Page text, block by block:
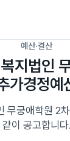
예산·결산
지법인
가경정예
무궁애학원 2
같이 공고합니다.